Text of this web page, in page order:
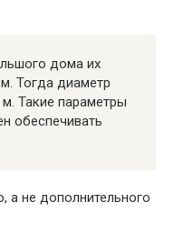
дома их
Тогда диаметр
Такие параметры
обеспечивать
а не дополнительного